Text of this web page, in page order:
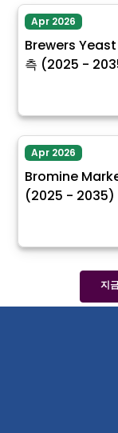
Apr 2026
Brewers Yeast
측 (2025 -
Apr 2026
Bromine
(2025 - 2035)
지